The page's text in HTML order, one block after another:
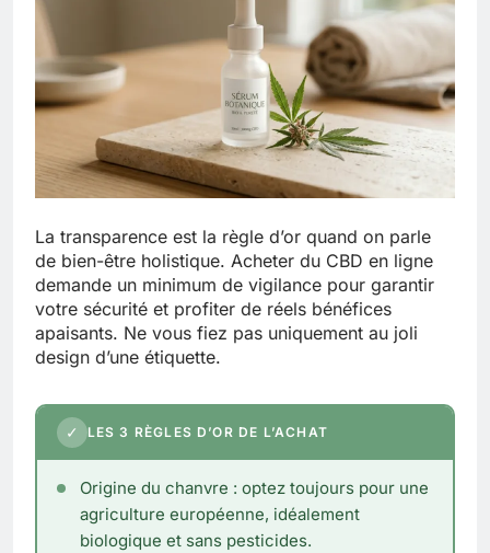
La transparence est la règle d’or quand on parle
de bien-être holistique. Acheter du CBD en ligne
demande un minimum de vigilance pour garantir
votre sécurité et profiter de réels bénéfices
apaisants. Ne vous fiez pas uniquement au joli
design d’une étiquette.
✓ LES 3 RÈGLES D’OR DE L’ACHAT
Origine du chanvre : optez toujours pour une
agriculture européenne, idéalement
biologique et sans pesticides.